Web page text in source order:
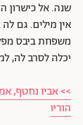
שנה. אל כישרון
אין מילים. גם
משפחת ביבס
יכלה לסרב לה,
>> אביו נחטף,
הוריו